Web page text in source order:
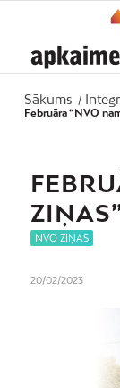
Sākums /
Februāra “NVO
NVO ZIŅAS
20/02/2023